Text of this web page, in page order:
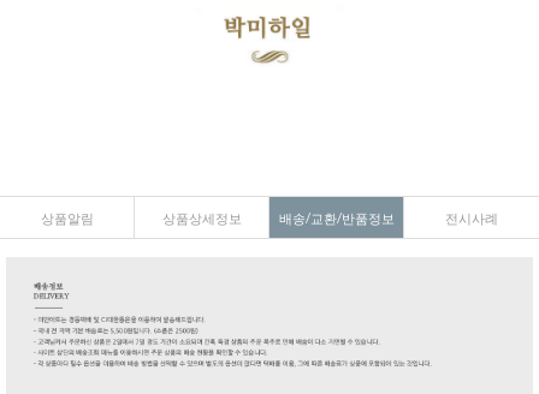
상품알림 상품상세정보 배송/교환/반품정보 전시사례